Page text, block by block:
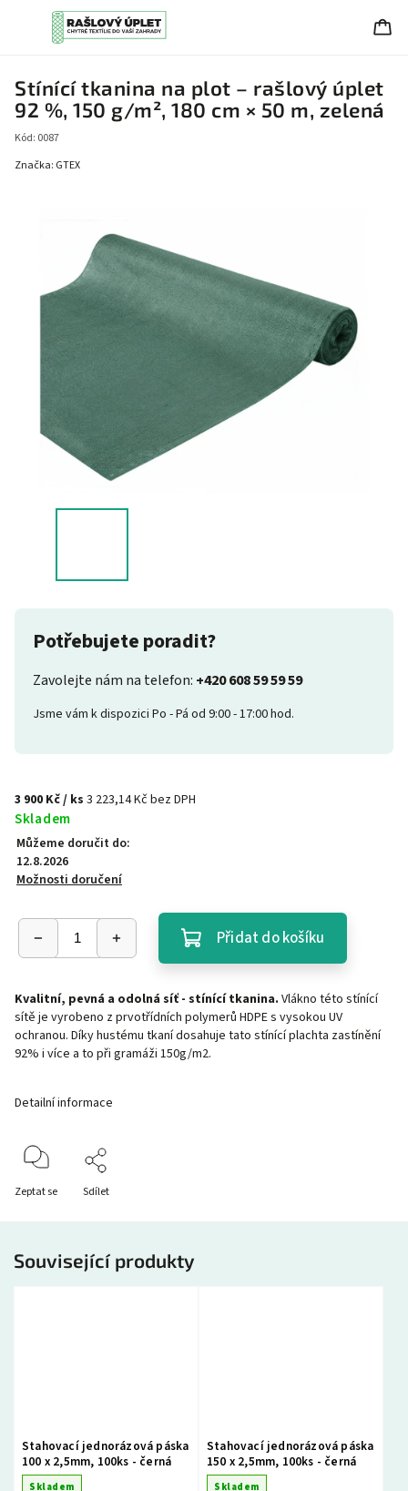
Stínící tkanina na plot – rašlový úplet
92 %, 150 g/m², 180 cm × 50 m, zelená
Kód: 0087
Značka: GTEX
Potřebujete poradit?
Zavolejte nám na telefon: +420 608 59 59 59
Jsme vám k dispozici Po - Pá od 9:00 - 17:00 hod.
3 900 Kč/ ks 3 223,14 Kč bez DPH
Skladem
Můžeme doručit do:
12.8.2026
Možnosti doručení
Přidat do košíku
Kvalitní, pevná a odolná síť - stínící tkanina. Vlákno této stínící
sítě je vyrobeno z prvotřídních polymerů HDPE s vysokou UV
ochranou. Díky hustému tkaní dosahuje tato stínící plachta zastínění
92% i více a to při gramáži 150g/m2.
Detailní informace
Zeptat se Sdílet
Související produkty
Stahovací jednorázová páska
100 x 2,5mm, 100ks - černá
Skladem
Stahovací jednorázová páska
150 x 2,5mm, 100ks - černá
Skladem